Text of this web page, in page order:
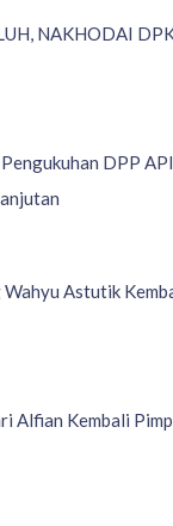
NAKHODAI
DPP
Astutik
Alfian Kembali